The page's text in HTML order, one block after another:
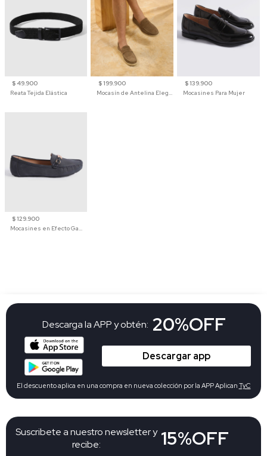
$ 49.900
Reata Tejida Elástica
$ 199.900
Mocasín de Antelina Elegante con Suela de Contraste Para Hombre
$ 139.900
Mocasines Para Mujer
$ 129.900
Mocasines en Efecto Gamuzado Para Mujer
Suscribete a nuestro newsletter y
recibe:
15%OFF
Descarga la APP y obtén: 20%OFF
Descargar app
El descuento aplica en una compra en nueva colección por la APP Aplican TyC